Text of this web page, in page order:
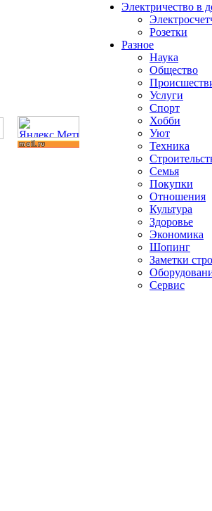
Электричество в
Розетки
Разное
Наука
Общество
Услуги
Спорт
Хобби
Уют
Техника
Семья
Покупки
Отношения
Культура
Здоровье
Экономика
Шопинг
Заметки
Сервис